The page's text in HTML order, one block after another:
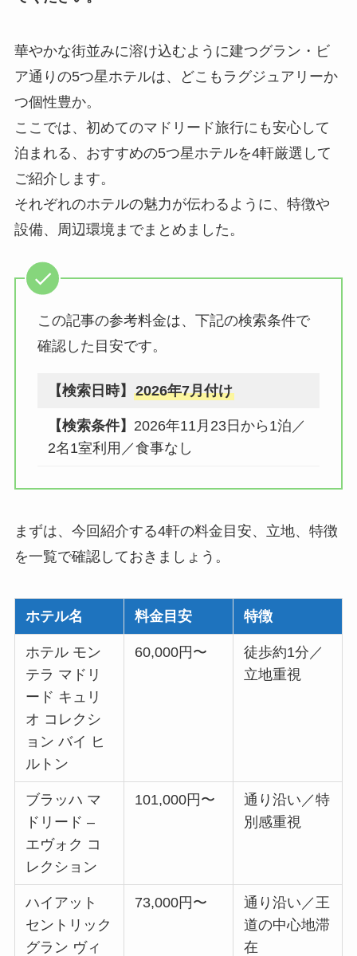
華やかな街並みに溶け込むように建つグラン・ビ
ア通りの5つ星ホテルは、どこもラグジュアリーか
つ個性豊か。
ここでは、初めてのマドリード旅行にも安心して
泊まれる、おすすめの5つ星ホテルを4軒厳選して
ご紹介します。
それぞれのホテルの魅力が伝わるように、特徴や
設備、周辺環境までまとめました。
この記事の参考料金は、下記の検索条件で
確認した目安です。
【検索日時】2026年7月付け
【検索条件】 2026年11月23日から1泊／
2名1室利用／食事なし
まずは、今回紹介する4軒の料金目安、立地、特徴
を一覧で確認しておきましょう。
ホテル名 料金目安 特徴
ホテル モン
テラ マドリ
ード キュリ
オ コレクシ
ョン バイ ヒ
ルトン
60,000円〜
徒歩約1分／
立地重視
ブラッハ マ
ドリード –
エヴォク コ
レクション
101,000円〜
通り沿い／特
別感重視
ハイアット
セントリック
グラン ヴィ
73,000円〜
通り沿い／王
道の中心地滞
在